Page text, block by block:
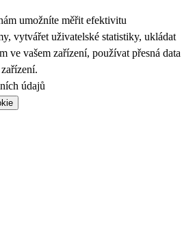
umožníte měřit efektivitu
vytvářet uživatelské statistiky, ukládat
ve vašem zařízení, používat přesná data
údajů